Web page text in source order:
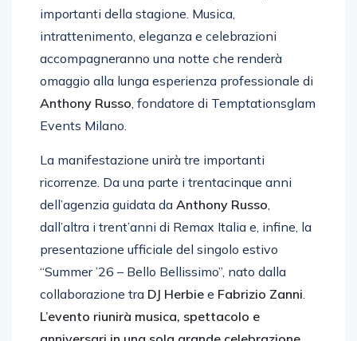
importanti della stagione. Musica,
intrattenimento, eleganza e celebrazioni
accompagneranno una notte che renderà
omaggio alla lunga esperienza professionale di
Anthony Russo , fondatore di Temptationsglam
Events Milano.
La manifestazione unirà tre importanti
ricorrenze. Da una parte i trentacinque anni
dell’agenzia guidata da Anthony Russo
dall’altra i trent’anni di Remax Italia e, infine, la
presentazione ufficiale del singolo estivo
“Summer ’26 – Bello Bellissimo”, nato dalla
collaborazione tra DJ Herbie e Fabrizio Zanni
L’evento riunirà musica, spettacolo e